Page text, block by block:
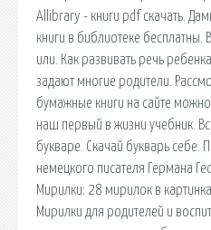
Allibrary - книги pdf скачать.
книги в библиотеке бесплатны.
или. Как развивать речь
задают многие родители.
бумажные книги на сайте
наш первый в жизни учебник.
букваре. Скачай букварь себе.
немецкого писателя Германа
Мирилки: 28 мирилок в
Мирилки для родителей и